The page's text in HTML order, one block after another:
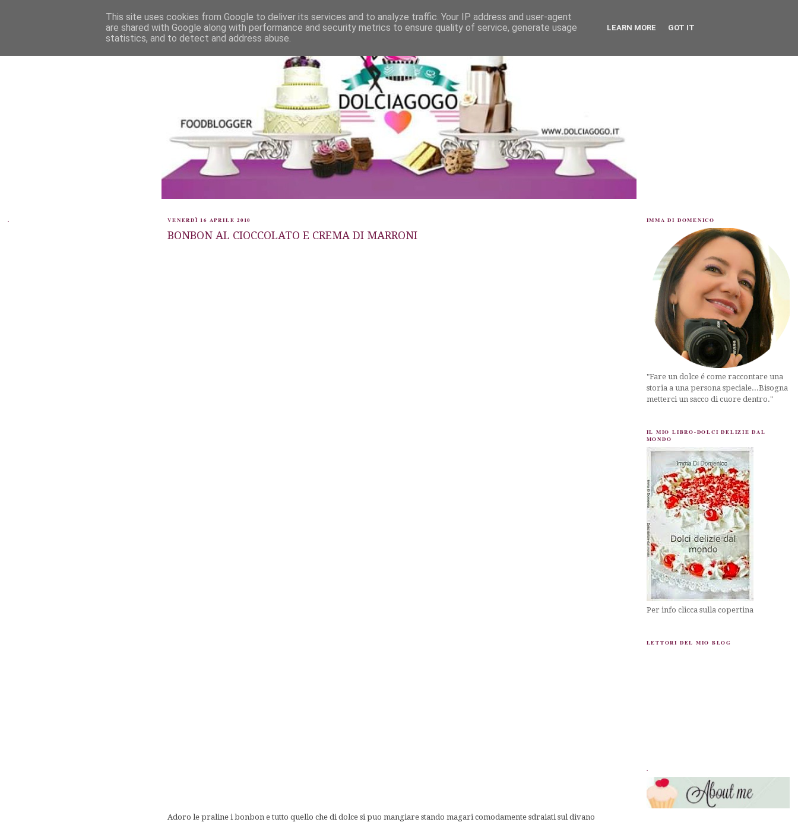
. VENERDÌ 16 APRILE 2010
BONBON AL CIOCCOLATO E CREMA DI MARRONI
Adoro le praline i bonbon e tutto quello che di dolce si puo mangiare stando magari comodamente sdraiati sul divano
IMMA DI DOMENICO
"Fare un dolce é come raccontare una
storia a una persona speciale...Bisogna
metterci un sacco di cuore dentro."
IL MIO LIBRO-DOLCI DELIZIE DAL
MONDO
Per info clicca sulla copertina
LETTORI DEL MIO BLOG
.
This site uses cookies from Google to deliver its services and to analyze traffic. Your IP address and user-agent
are shared with Google along with performance and security metrics to ensure quality of service, generate usage
statistics, and to detect and address abuse.
LEARN MORE GOT IT